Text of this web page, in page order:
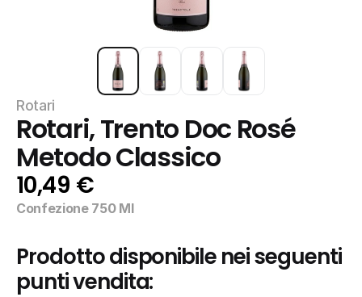
Rotari
Rotari, Trento Doc Rosé
Metodo Classico
10,49 €
Confezione 750 Ml
Prodotto disponibile nei seguenti
punti vendita: